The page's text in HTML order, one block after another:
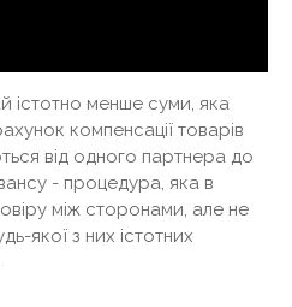
істотно менше суми, яка
компенсації товарів
від одного партнера до
- процедура, яка в
між сторонами, але не
якої з них істотних